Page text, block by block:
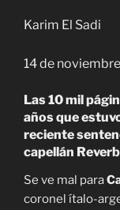
Karim El Sadi
14 de
Las 10 mil
años que
reciente
capellán
Se ve mal para
coronel ítalo-